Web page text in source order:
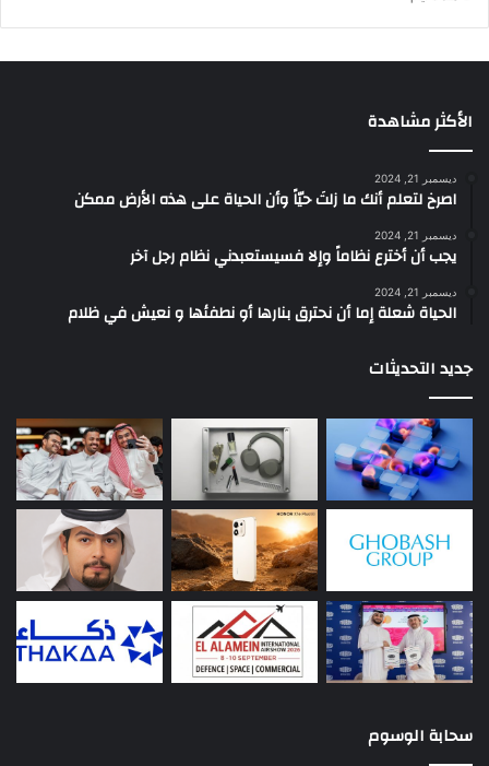
الأكثر مشاهدة
ديسمبر 21, 2024
‫اصرخ لتعلم أنك ما زلتَ حيّاً وأن الحياة على هذه الأرض ممكن
ديسمبر 21, 2024
يجب أن أخترع نظاماً وإلا فسيستعبدني نظام رجل آخر
ديسمبر 21, 2024
الحياة شعلة إما أن نحترق بنارها أو نطفئها و نعيش في ظلام
جديد التحديثات
سحابة الوسوم